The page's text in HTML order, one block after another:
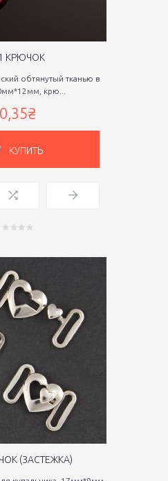
КРЮЧОК
обтянутый тканью в
крю...
КУПИТЬ
(ЗАСТЕЖКА)